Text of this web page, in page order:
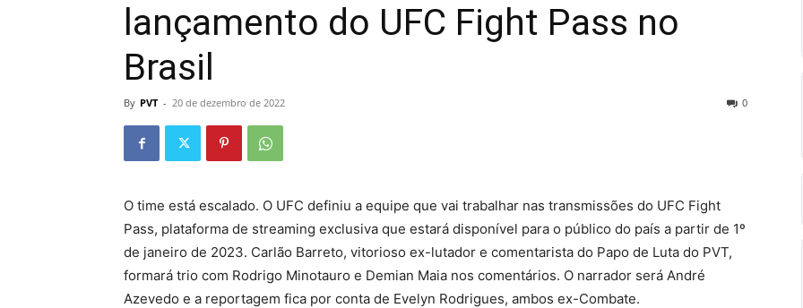
lançamento do UFC Fight Pass no
Brasil
By PVT - 20 de dezembro de 2022 0
O time está escalado. O UFC definiu a equipe que vai trabalhar nas transmissões do UFC Fight
Pass, plataforma de streaming exclusiva que estará disponível para o público do país a partir de 1º
de janeiro de 2023. Carlão Barreto, vitorioso ex-lutador e comentarista do Papo de Luta do PVT,
formará trio com Rodrigo Minotauro e Demian Maia nos comentários. O narrador será André
Azevedo e a reportagem fica por conta de Evelyn Rodrigues, ambos ex-Combate.